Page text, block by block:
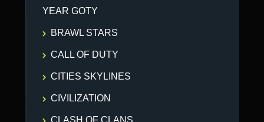
YEAR GOTY
BRAWL STARS
CALL OF DUTY
CITIES SKYLINES
CIVILIZATION